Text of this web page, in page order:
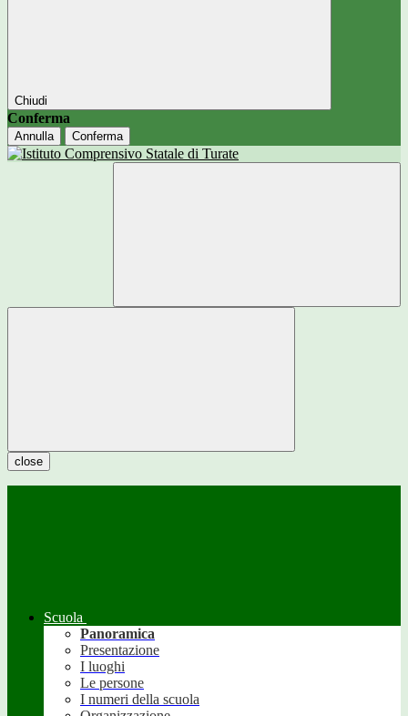
Chiudi
Conferma
Annulla Conferma
close
Scuola
Panoramica
Presentazione
I luoghi
Le persone
I numeri della scuola